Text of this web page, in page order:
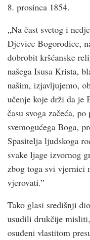
8. prosinca 1854.
„Na čast svetog i
Djevice Bogorodice,
dobrobit kršćanske
našega Isusa Krista,
našim, izjavljujemo,
učenje koje drži da je
času svoga začeća,
svemogućega Boga,
Spasitelja ljudskoga
svake ljage izvornog
zbog toga svi vjernici
vjerovati.”
Tako glasi središnji
usudili drukčije
osuđeni vlastitom